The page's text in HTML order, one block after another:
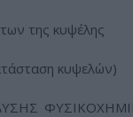
της κυψέλης
κυψελών)